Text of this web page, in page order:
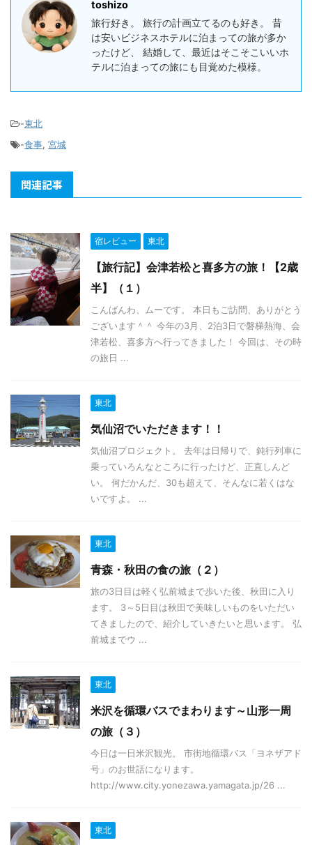
toshizo
旅行好き。 旅行の計画立てるのも好き。 昔
は安いビジネスホテルに泊まっての旅が多か
ったけど、 結婚して、最近はそこそこいいホ
テルに泊まっての旅にも目覚めた模様。
-東北
-食事, 宮城
関連記事
宿レビュー 東北
【旅行記】会津若松と喜多方の旅！【2歳
半】（１）
こんばんわ、ムーです。 本日もご訪問、ありがとう
ございます＾＾ 今年の3月、2泊3日で磐梯熱海、会
津若松、喜多方へ行ってきました！ 今回は、その時
の旅日 ...
東北
気仙沼でいただきます！！
気仙沼プロジェクト。 去年は日帰りで、鈍行列車に
乗っていろんなところに行ったけど、正直しんど
い。 何だかんだ、30も超えて、そんなに若くはな
いですよ。 ...
東北
青森・秋田の食の旅（２）
旅の3日目は軽く弘前城まで歩いた後、秋田に入り
ます。 3～5日目は秋田で美味しいものをいただい
てきましたので、紹介していきたいと思います。 弘
前城までウ ...
東北
米沢を循環バスでまわります～山形一周
の旅（３）
今日は一日米沢観光。 市街地循環バス「ヨネザアド
号」のお世話になります。
http://www.city.yonezawa.yamagata.jp/26 ...
東北